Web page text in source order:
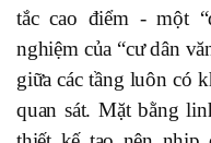
tắc cao điểm - một
nghiệm của “cư dân
giữa các tầng luôn có
quan sát. Mặt bằng